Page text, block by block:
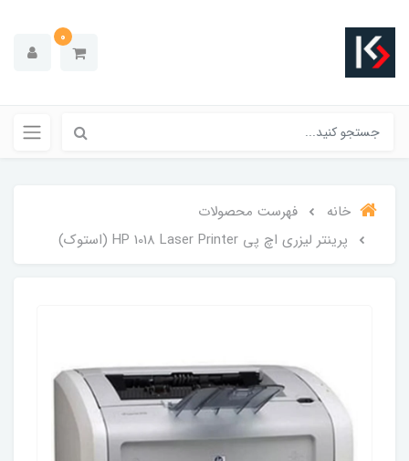
0
خانه
فهرست محصولات
پرینتر لیزری اچ پی HP 1018 Laser Printer (استوک)